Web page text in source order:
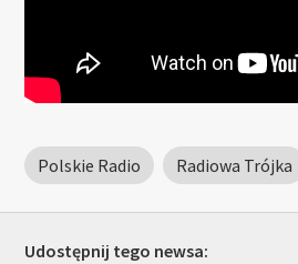
Polskie Radio Radiowa Trójka
Udostępnij tego newsa: